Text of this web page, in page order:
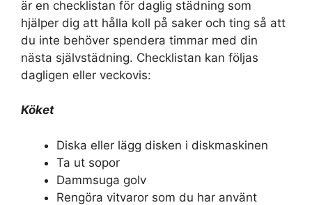
är en checklistan för daglig städning som
hjälper dig att hålla koll på saker och ting så att
du inte behöver spendera timmar med din
nästa självstädning. Checklistan kan följas
dagligen eller veckovis:
Köket
Diska eller lägg disken i diskmaskinen
Ta ut sopor
Dammsuga golv
Rengöra vitvaror som du har använt